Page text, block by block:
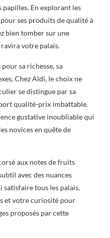
En explorant les
ses produits de qualité à
bien tomber sur une
votre palais.
sa richesse, sa
Chez Aldi, le choix ne
se distingue par sa
qualité-prix imbattable.
gustative inoubliable qui
novices en quête de
aux notes de fruits
avec des nuances
satisfaire tous les palais.
et votre curiosité pour
proposés par cette